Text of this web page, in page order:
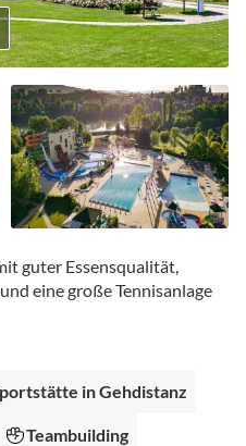
guter Essensqualität,
eine große Tennisanlage
in Gehdistanz
Teambuilding